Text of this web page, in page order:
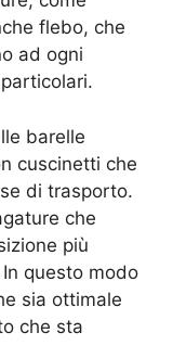
flebo, che
ad ogni
barelle
cuscinetti che
di trasporto.
che
più
questo modo
sia ottimale
che sta